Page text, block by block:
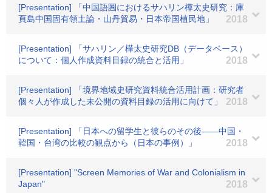
[Presentation] 「中国語圏におけるサハリン樺太史研究：庫
頁島中国固有領土論・山丹貿易・日本帝国植民地」
2018
[Presentation] 「サハリン／樺太史研究DB（データベース）
について：個人作成資料目録の統合と活用」
2018
[Presentation] 「境界地域史研究資料統合活用計画：研究者
個々人が作成した未公開の資料目録の活用に向けて」
2018
[Presentation] 「日本への留学生と彼らのその後――中国・
韓国・台湾の比較の観点から（日本の事例）」
2018
[Presentation] "Screen Memories of War and Colonialism in
Japan"
2018